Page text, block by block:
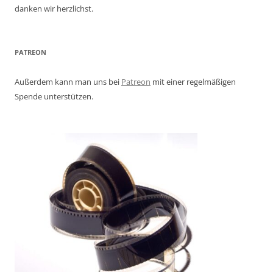
danken wir herzlichst.
PATREON
Außerdem kann man uns bei Patreon mit einer regelmäßigen
Spende unterstützen.